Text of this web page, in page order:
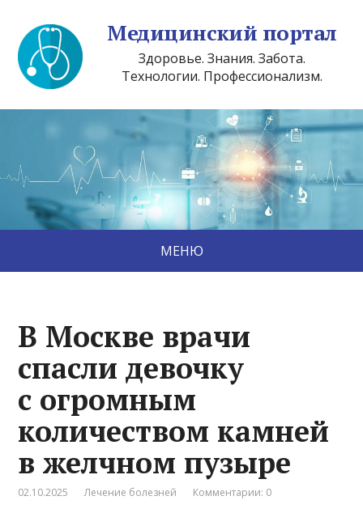
Медицинский портал
Здоровье. Знания. Забота.
Технологии. Профессионализм.
МЕНЮ
В Москве врачи
спасли девочку
с огромным
количеством камней
в желчном пузыре
02.10.2025 Лечение болезней Комментарии: 0